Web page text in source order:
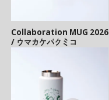
Collaboration MUG 2026
/ ウマカケバクミコ